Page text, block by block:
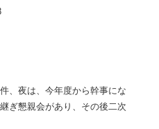
、夜は、今年度から幹事にな
ぎ懇親会があり、その後二次